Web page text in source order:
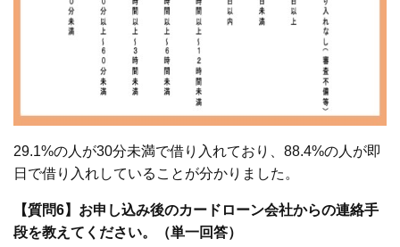
29.1%の人が30分未満で借り入れており、88.4%の人が即
日で借り入れしていることが分かりました。
【質問6】お申し込み後のカードローン会社からの連絡手
段を教えてください。（単一回答）